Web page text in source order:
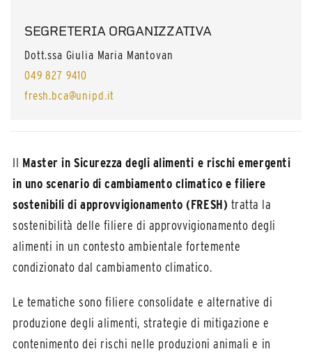
Il Master in Sicurezza degli alimenti e rischi emergenti
in uno scenario di cambiamento climatico e filiere
sostenibili di approvvigionamento (FRESH) tratta la
sostenibilità delle filiere di approvvigionamento degli
alimenti in un contesto ambientale fortemente
condizionato dal cambiamento climatico.
Le tematiche sono filiere consolidate e alternative di
produzione degli alimenti, strategie di mitigazione e
contenimento dei rischi nelle produzioni animali e in
SEGRETERIA ORGANIZZATIVA
Dott.ssa Giulia Maria Mantovan
049 827 9410
fresh.bca@unipd.it